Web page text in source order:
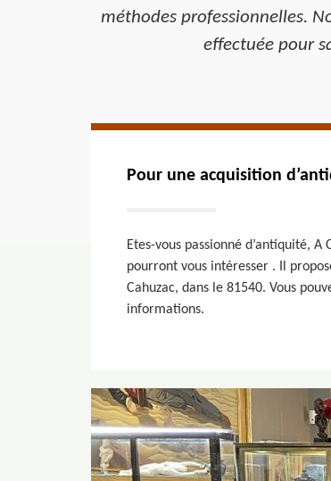
méthodes professionnelles.
effectuée pour
Pour une acquisition
Etes-vous passionné d’antiquité,
pourront vous intéresser . Il
Cahuzac, dans le 81540. Vous
informations.